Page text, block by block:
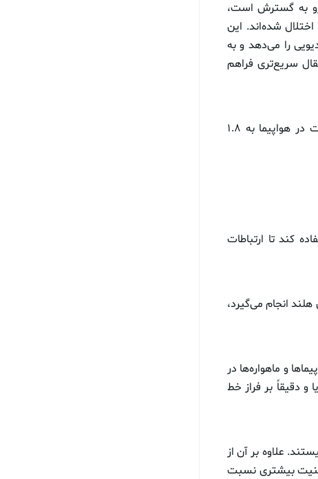
به گسترش است،
شده‌اند. این
را می‌دهد و به
سریع‌تری فراهم
طبق اعلامیه مطبوعاتی این شرکت هواپیمایی، به لطف استفاده از لیزر سرعت اینترنت در هواپیما به ۱.۸
کند تا ارتباطات
انجام می‌گیرد،
و ماهواره‌ها در
بالاتر از سطح‌ دریا و دقیقاً بر فراز خط
علاوه بر آن از
بیشتری نسبت